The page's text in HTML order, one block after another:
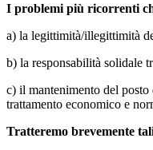
I problemi più ricorrenti
a) la legittimità/illegittimità
b) la responsabilità solidale
c) il mantenimento del
trattamento economico e
Tratteremo brevemente